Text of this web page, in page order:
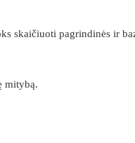
skaičiuoti pagrindinės ir
mitybą.